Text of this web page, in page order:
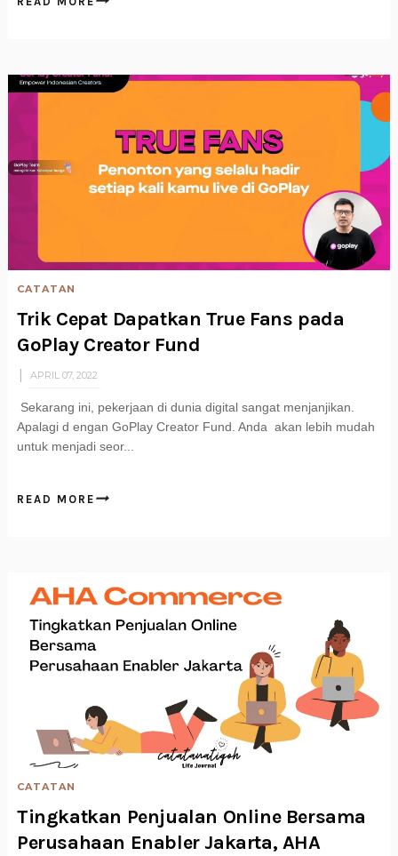
CATATAN
Trik Cepat Dapatkan True Fans pada
GoPlay Creator Fund
APRIL 07, 2022
Sekarang ini, pekerjaan di dunia digital sangat menjanjikan.
Apalagi d engan GoPlay Creator Fund. Anda akan lebih mudah
untuk menjadi seor...
READ MORE
CATATAN
Tingkatkan Penjualan Online Bersama
Perusahaan Enabler Jakarta, AHA